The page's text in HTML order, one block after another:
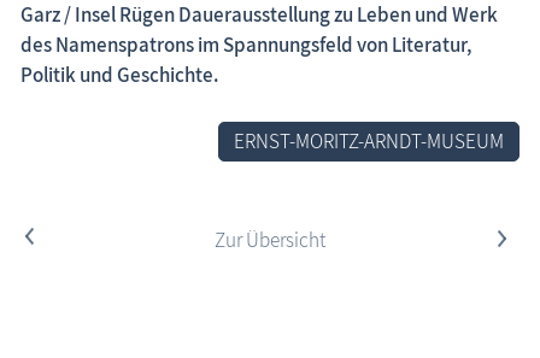
Garz / Insel Rügen Dauerausstellung zu Leben und Werk
des Namenspatrons im Spannungsfeld von Literatur,
Politik und Geschichte.
ERNST-MORITZ-ARNDT-MUSEUM
< Zur Übersicht >